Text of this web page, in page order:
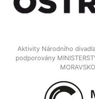
Aktivity Národního
podporovány